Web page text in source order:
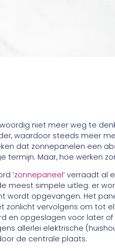
niet meer weg te
waardoor steeds meer
dat zonnepanelen een
termijn. Maar, hoe werken
‘zonnepaneel’ verraadt al
meest simpele uitleg: er
wordt opgevangen. Het
zonlicht vervolgens om tot
en opgeslagen voor later
allerlei elektrische
de centrale plaats.